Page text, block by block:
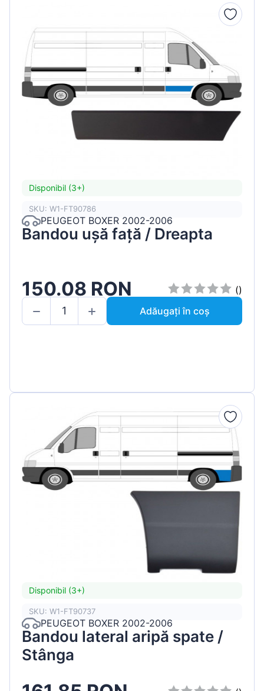
Disponibil (3+)
SKU: W1-FT90786
PEUGEOT BOXER 2002-2006
Bandou ușă față / Dreapta
150.08 RON
()
Adăugați în coș
Disponibil (3+)
SKU: W1-FT90737
PEUGEOT BOXER 2002-2006
Bandou lateral aripă spate /
Stânga